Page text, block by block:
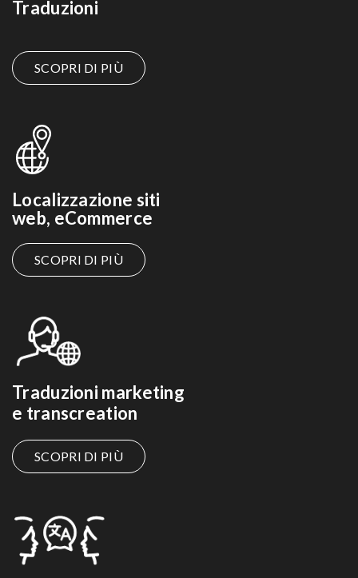
Traduzioni
SCOPRI DI PIÙ
Localizzazione siti
web, eCommerce
SCOPRI DI PIÙ
Traduzioni marketing
e transcreation
SCOPRI DI PIÙ